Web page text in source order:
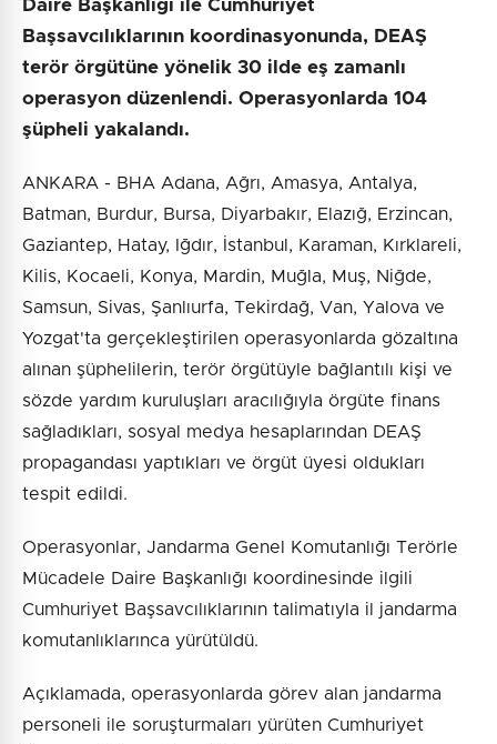
Daire Başkanlığı ile Cumhuriyet
Başsavcılıklarının koordinasyonunda, DEAŞ
terör örgütüne yönelik 30 ilde eş zamanlı
operasyon düzenlendi. Operasyonlarda 104
şüpheli yakalandı.
ANKARA - BHA Adana, Ağrı, Amasya, Antalya,
Batman, Burdur, Bursa, Diyarbakır, Elazığ, Erzincan,
Gaziantep, Hatay, Iğdır, İstanbul, Karaman, Kırklareli,
Kilis, Kocaeli, Konya, Mardin, Muğla, Muş, Niğde,
Samsun, Sivas, Şanlıurfa, Tekirdağ, Van, Yalova ve
Yozgat'ta gerçekleştirilen operasyonlarda gözaltına
alınan şüphelilerin, terör örgütüyle bağlantılı kişi ve
sözde yardım kuruluşları aracılığıyla örgüte finans
sağladıkları, sosyal medya hesaplarından DEAŞ
propagandası yaptıkları ve örgüt üyesi oldukları
tespit edildi.
Operasyonlar, Jandarma Genel Komutanlığı Terörle
Mücadele Daire Başkanlığı koordinesinde ilgili
Cumhuriyet Başsavcılıklarının talimatıyla il jandarma
komutanlıklarınca yürütüldü.
Açıklamada, operasyonlarda görev alan jandarma
personeli ile soruşturmaları yürüten Cumhuriyet